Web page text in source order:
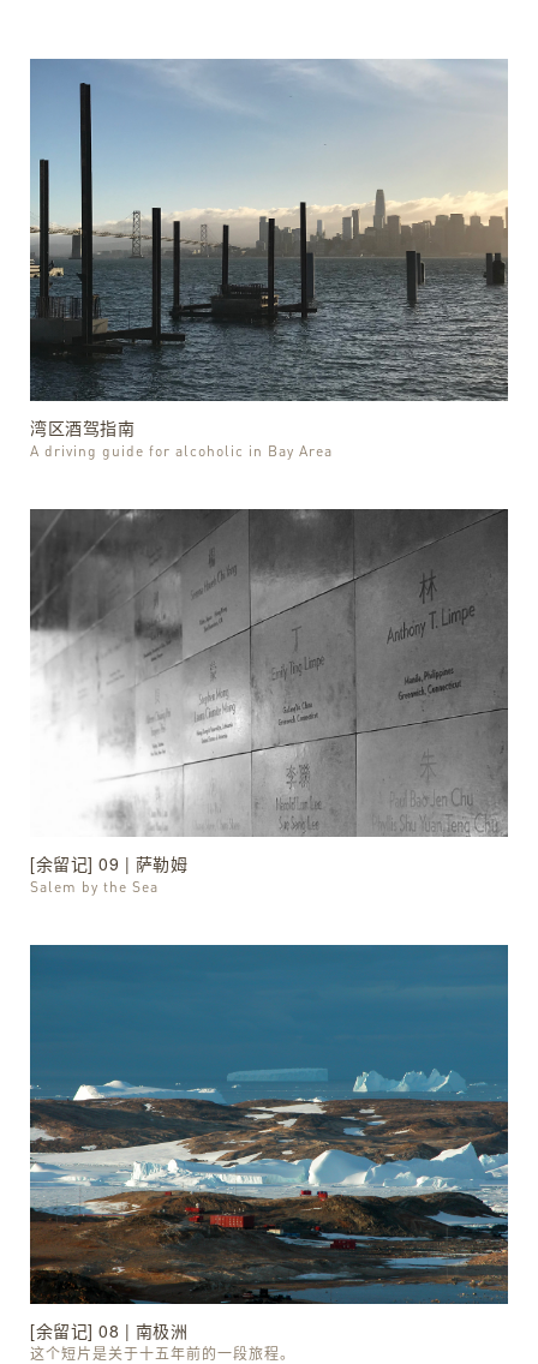
湾区酒驾指南
A driving guide for alcoholic in Bay Area
[余留记] 09 | 萨勒姆
Salem by the Sea
[余留记] 08 | 南极洲
这个短片是关于十五年前的一段旅程。